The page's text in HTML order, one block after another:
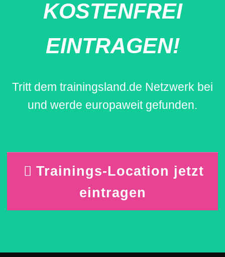
KOSTENFREI
EINTRAGEN!
Tritt dem trainingsland.de Netzwerk bei
und werde europaweit gefunden.
Trainings-Location jetzt
eintragen